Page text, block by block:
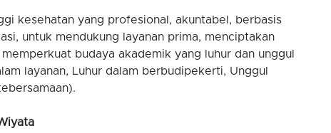
kesehatan yang profesional, akuntabel, berbasis
untuk mendukung layanan prima, menciptakan
budaya akademik yang luhur dan unggul
layanan, Luhur dalam berbudipekerti, Unggul